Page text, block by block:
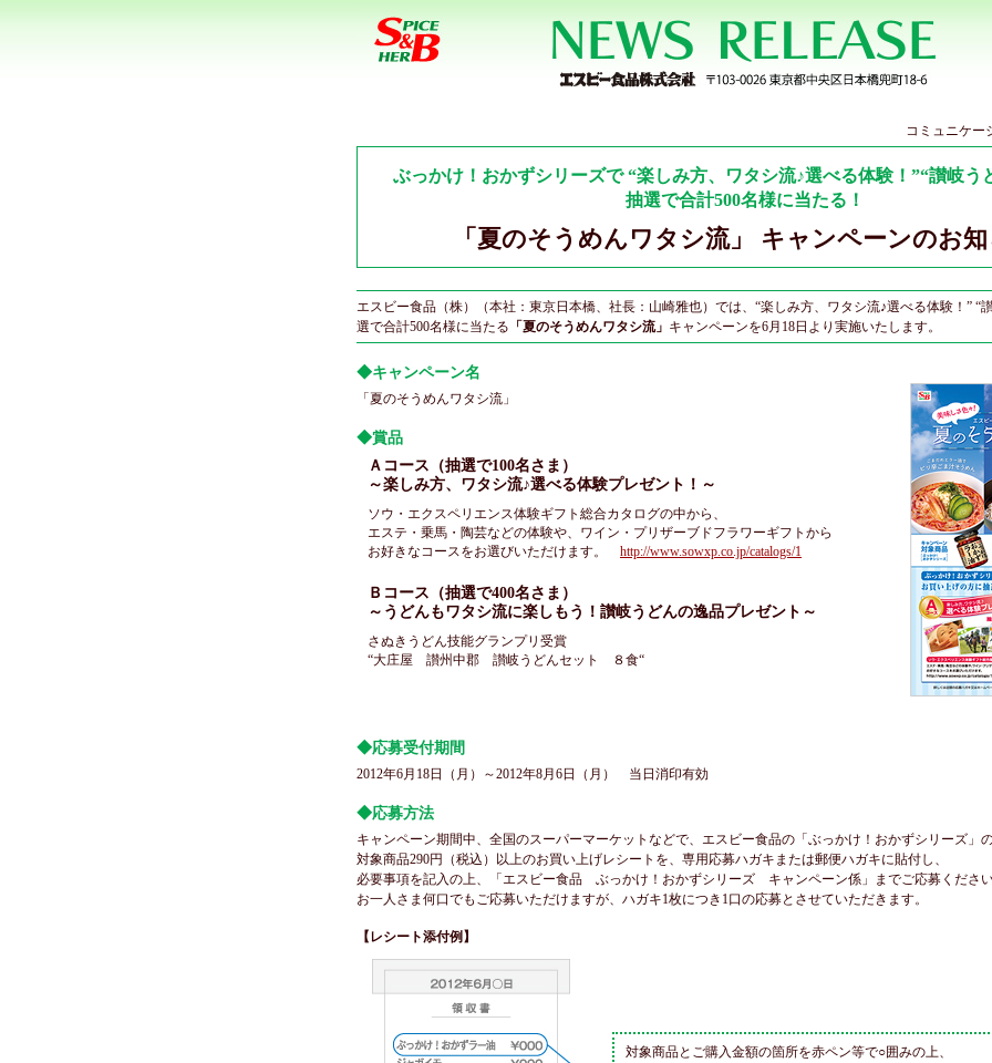
コミュニケー
ぶっかけ！おかずシリーズで “楽しみ方、ワタシ流♪選べる体験！”“讃岐う
抽選で合計500名様に当たる！
「夏のそうめんワタシ流」 キャンペーンのお
エスビー食品（株）（本社：東京日本橋、社長：山崎雅也）では、“楽しみ方、ワタシ流♪選べる体験！” “
選で合計500名様に当たる 「夏のそうめんワタシ流」 キャンペーンを6月18日より実施いたします。
◆キャンペーン名
「夏のそうめんワタシ流」
◆賞品
Ａコース（抽選で100名さま）
～楽しみ方、ワタシ流♪選べる体験プレゼント！～
ソウ・エクスペリエンス体験ギフト総合カタログの中から、
エステ・乗馬・陶芸などの体験や、ワイン・プリザーブドフラワーギフトから
お好きなコースをお選びいただけます。 http://www.sowxp.co.jp/catalogs/1
Ｂコース（抽選で400名さま）
～うどんもワタシ流に楽しもう！讃岐うどんの逸品プレゼント～
さぬきうどん技能グランプリ受賞
“大庄屋 讃州中郡 讃岐うどんセット ８食“
◆応募受付期間
2012年6月18日（月）～2012年8月6日（月） 当日消印有効
◆応募方法
キャンペーン期間中、全国のスーパーマーケットなどで、エスビー食品の「ぶっかけ！おかずシリーズ」
対象商品290円（税込）以上のお買い上げレシートを、専用応募ハガキまたは郵便ハガキに貼付し、
必要事項を記入の上、「エスビー食品 ぶっかけ！おかずシリーズ キャンペーン係」までご応募くださ
お一人さま何口でもご応募いただけますが、ハガキ1枚につき1口の応募とさせていただきます。
【レシート添付例】
対象商品とご購入金額の箇所を赤ペン等で○囲みの上、